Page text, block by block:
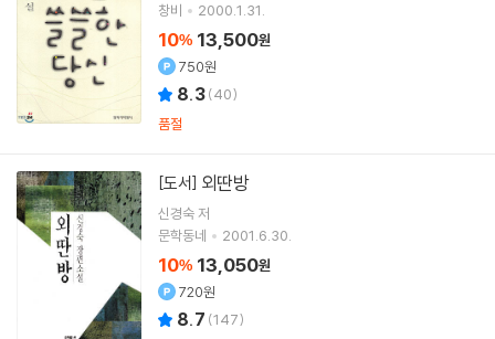
창비
2000.1.31.
10% 13,500원
750원
8.3(40)
품절
[도서] 외딴방
신경숙저
문학동네
2001.6.30.
10% 13,050원
720원
8.7 (147)